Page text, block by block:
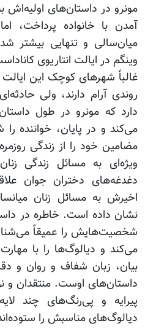
مونرو در داستان‌های اولیه‌اش
آمدن با خانواده پرداخت،
میان‌سالی و تنهایی بیشتر
وینگم در ایالت انتاریوی
غالباً شهرهای کوچک این
روندی آرام دارند، ولی
دارد که مونرو در طول
می‌کند و در پایان، خواننده
مضامین خود را از زندگی
ویژه‌ای به مسائل زندگی
دغدغه‌های دختران جوان
اخیرش به مسائل زنان
نشان داده است. خاطره در
شخصیت‌هایش را عمیقاً
می‌کند و دیالوگ‌ها را با
بیان، زبان شفاف و روان و
داستان‌های اوست. منتقدان و
پیرایه و پی‌رنگ‌های چند
دیالوگ‌های مناسبش را